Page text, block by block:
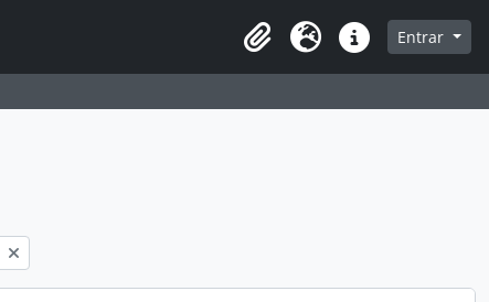
Clipboard
Idioma Atalhos Entrar